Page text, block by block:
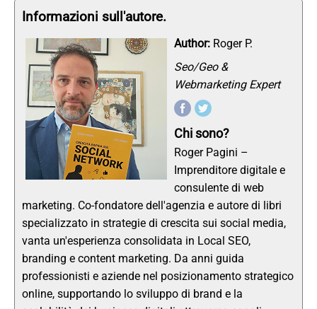
Informazioni sull'autore.
Author: Roger P.
Seo/Geo &
Webmarketing Expert
Chi sono?
Roger Pagini –
Imprenditore digitale e
consulente di web
marketing. Co-fondatore dell'agenzia e autore di libri
specializzato in strategie di crescita sui social media,
vanta un'esperienza consolidata in Local SEO,
branding e content marketing. Da anni guida
professionisti e aziende nel posizionamento strategico
online, supportando lo sviluppo di brand e la